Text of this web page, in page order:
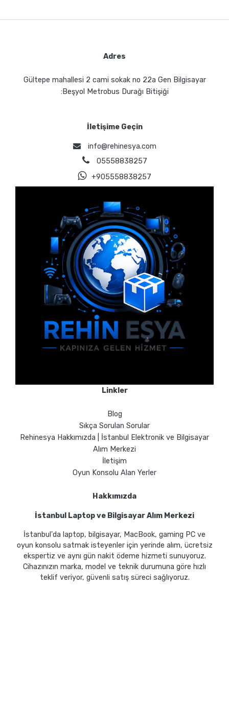
Adres
Gültepe mahallesi 2 cami sokak no 22a Gen Bilgisayar
:Beşyol Metrobus Durağı Bitişiği
İletişime Geçin
info@rehinesya.com
05558838257
+905558838257
Linkler
Blog
Sıkça Sorulan Sorular
Rehinesya Hakkımızda | İstanbul Elektronik ve Bilgisayar
Alım Merkezi
İletişim
Oyun Konsolu Alan Yerler
Hakkımızda
İstanbul Laptop ve Bilgisayar Alım Merkezi
İstanbul'da laptop, bilgisayar, MacBook, gaming PC ve
oyun konsolu satmak isteyenler için yerinde alım, ücretsiz
ekspertiz ve aynı gün nakit ödeme hizmeti sunuyoruz.
Cihazınızın marka, model ve teknik durumuna göre hızlı
teklif veriyor, güvenli satış süreci sağlıyoruz.